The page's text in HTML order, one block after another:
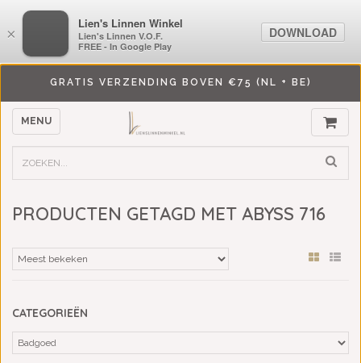
GRATIS VERZENDING BOVEN €75 (NL + BE)
MENU
PRODUCTEN GETAGD MET ABYSS 716
CATEGORIEËN
×
LiensLinnenwinkel.nl
Lien's Linnen V.O.F.
FREE - In Google Play
DOWNLOAD
×
Lien's Linnen Winkel
Lien's Linnen V.O.F.
FREE - In Google Play
DOWNLOAD